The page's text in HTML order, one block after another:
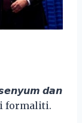
𝙙𝙖𝙣
formaliti.